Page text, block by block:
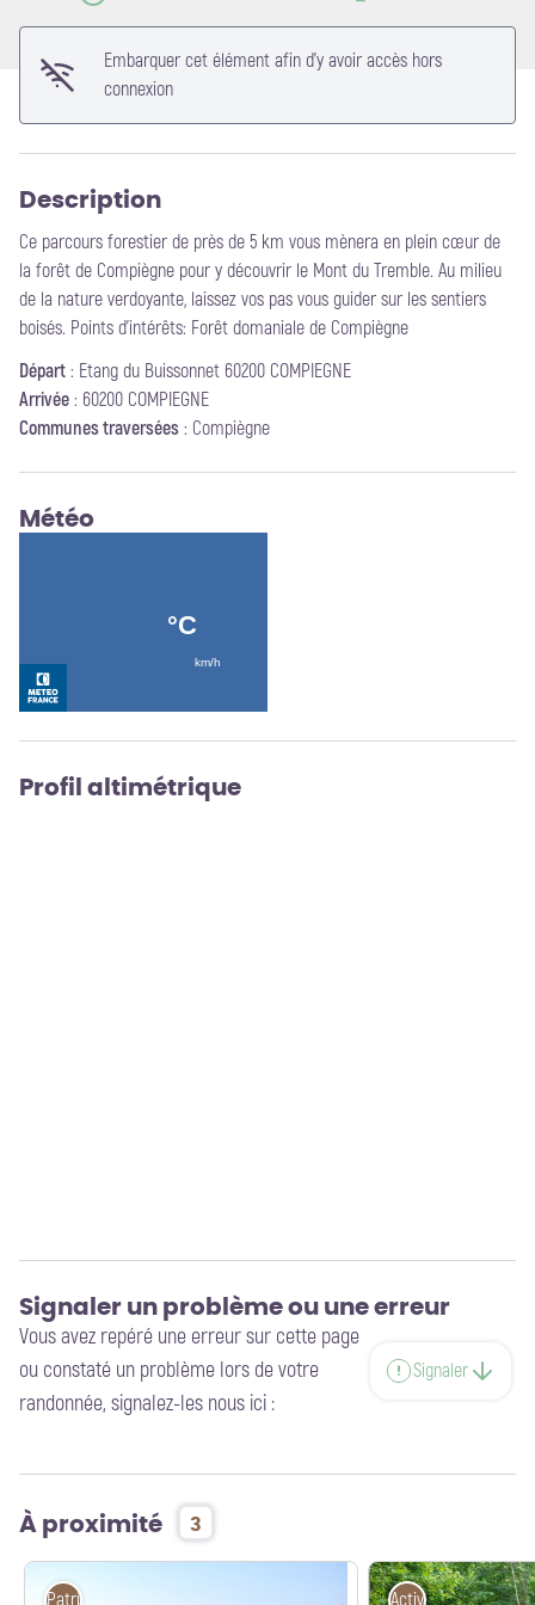
Embarquer cet élément afin d'y avoir accès hors
connexion
Description
Ce parcours forestier de près de 5 km vous mènera en plein cœur de
la forêt de Compiègne pour y découvrir le Mont du Tremble. Au milieu
de la nature verdoyante, laissez vos pas vous guider sur les sentiers
boisés. Points d'intérêts: Forêt domaniale de Compiègne
Départ : Etang du Buissonnet 60200 COMPIEGNE
Arrivée : 60200 COMPIEGNE
Communes traversées : Compiègne
Météo
Profil altimétrique
Signaler un problème ou une erreur
Vous avez repéré une erreur sur cette page
ou constaté un problème lors de votre
randonnée, signalez-les nous ici :
Signaler
À proximité 3
Patrimoine naturel Activités